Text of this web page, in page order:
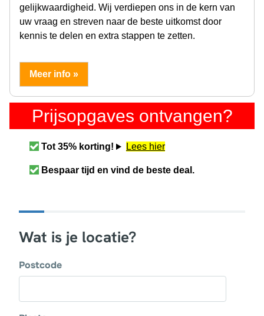
gelijkwaardigheid. Wij verdiepen ons in de kern van
uw vraag en streven naar de beste uitkomst door
kennis te delen en extra stappen te zetten.
Meer info »
Prijsopgaves ontvangen?
Tot 35% korting! Lees hier
Bespaar tijd en vind de beste deal.